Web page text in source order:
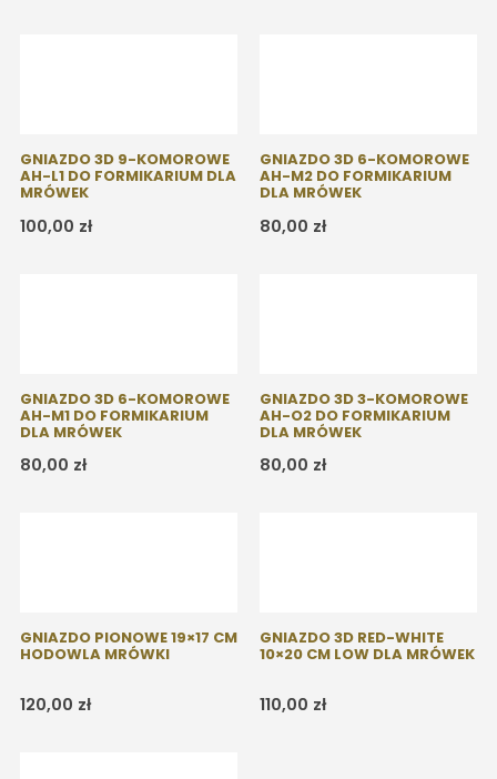
GNIAZDO 3D 9-KOMOROWE
AH-L1 DO FORMIKARIUM DLA
MRÓWEK
100,00 zł
GNIAZDO 3D 6-KOMOROWE
AH-M2 DO FORMIKARIUM
DLA MRÓWEK
80,00 zł
GNIAZDO 3D 6-KOMOROWE
AH-M1 DO FORMIKARIUM
DLA MRÓWEK
80,00 zł
GNIAZDO 3D 3-KOMOROWE
AH-O2 DO FORMIKARIUM
DLA MRÓWEK
80,00 zł
GNIAZDO PIONOWE 19×17 CM
HODOWLA MRÓWKI
120,00 zł
GNIAZDO 3D RED-WHITE
10×20 CM LOW DLA MRÓWEK
110,00 zł